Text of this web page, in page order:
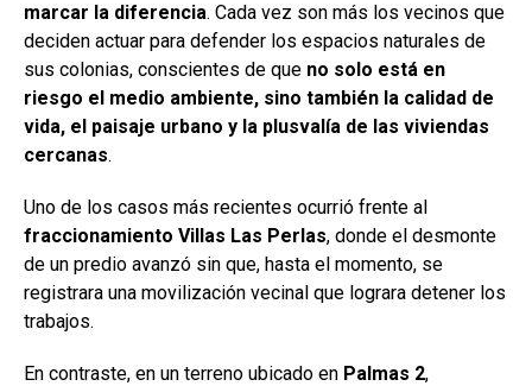
marcar la diferencia. Cada vez son más los vecinos que
deciden actuar para defender los espacios naturales de
sus colonias, conscientes de que no solo está en
riesgo el medio ambiente, sino también la calidad de
vida, el paisaje urbano y la plusvalía de las viviendas
cercanas.
Uno de los casos más recientes ocurrió frente al
fraccionamiento Villas Las Perlas, donde el desmonte
de un predio avanzó sin que, hasta el momento, se
registrara una movilización vecinal que lograra detener los
trabajos.
En contraste, en un terreno ubicado en Palmas 2,